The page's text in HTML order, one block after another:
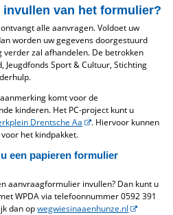
invullen van het formulier?
alle aanvragen. Voldoet uw
worden uw gegevens doorgestuurd
zal afhandelen. De betrokken
Jeugdfonds Sport & Cultuur, Stichting
komt voor de
kinderen. Het PC-project kunt u
Drentsche Aa
. Hiervoor kunnen
het kindpakket.
een papieren formulier
aanvraagformulier invullen? Dan kunt u
WPDA via telefoonnummer 0592 391
dan opwegwiesinaaenhunze.nl